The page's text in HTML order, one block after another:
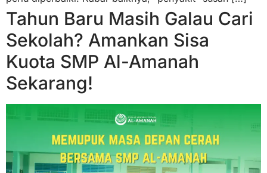
Tahun Baru Masih Galau Cari
Sekolah? Amankan Sisa
Kuota SMP Al-Amanah
Sekarang!